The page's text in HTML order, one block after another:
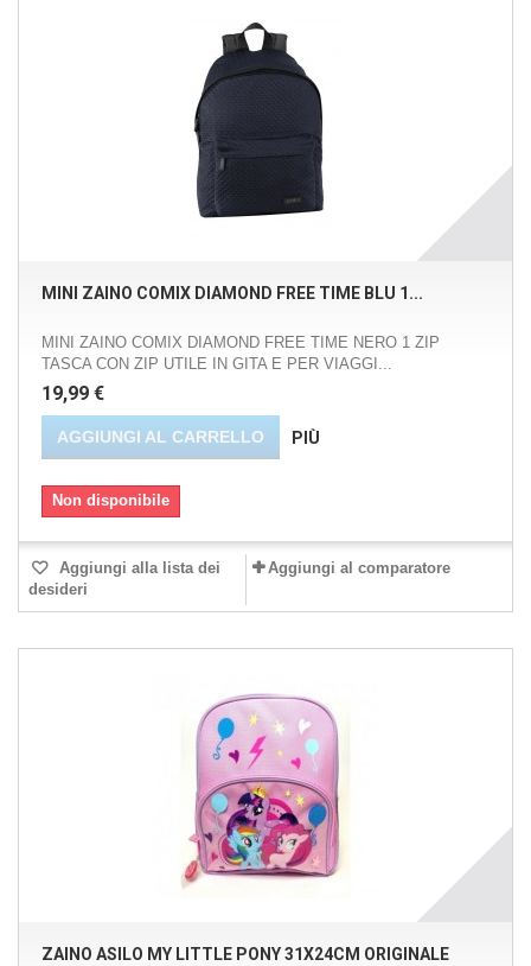
MINI ZAINO COMIX DIAMOND FREE TIME BLU 1...
MINI ZAINO COMIX DIAMOND FREE TIME NERO 1 ZIP
TASCA CON ZIP UTILE IN GITA E PER VIAGGI...
19,99 €
AGGIUNGI AL CARRELLO PIÙ
Non disponibile
Aggiungi alla lista dei
desideri
Aggiungi al comparatore
ZAINO ASILO MY LITTLE PONY 31X24CM ORIGINALE